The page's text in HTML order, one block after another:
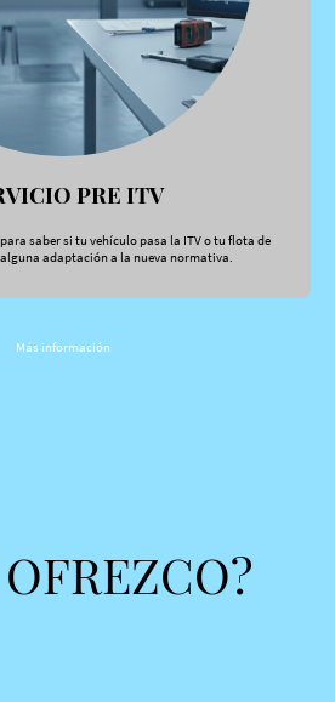
PRE ITV
saber si tu vehículo pasa la ITV o tu flota de
adaptación a la nueva normativa.
Más información